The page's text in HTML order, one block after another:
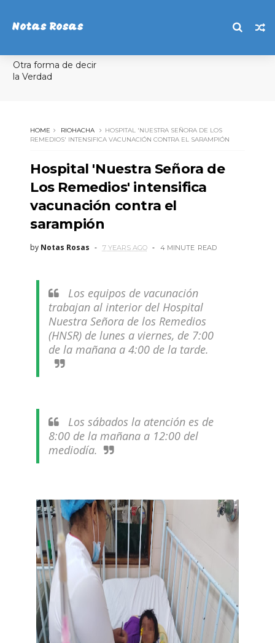
Notas Rosas
Otra forma de decir
la Verdad
HOME RIOHACHA
HOSPITAL 'NUESTRA SEÑORA DE LOS
REMEDIOS' INTENSIFICA VACUNACIÓN CONTRA EL SARAMPIÓN
Hospital 'Nuestra Señora de
Los Remedios' intensifica
vacunación contra el
sarampión
by Notas Rosas 7 YEARS AGO 4 MINUTE READ
Los equipos de vacunación
trabajan al interior del Hospital
Nuestra Señora de los Remedios
(HNSR) de lunes a viernes, de 7:00
de la mañana a 4:00 de la tarde.
Los sábados la atención es de
8:00 de la mañana a 12:00 del
mediodía.